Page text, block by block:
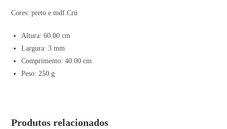
Cores: preto e mdf Crú
Altura: 60.00 cm
Largura: 3 mm
Comprimento: 40.00 cm
Peso: 250 g
Produtos relacionados